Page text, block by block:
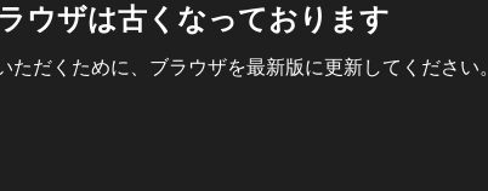
ウザは古くなっております
だくために、ブラウザを最新版に更新してください。